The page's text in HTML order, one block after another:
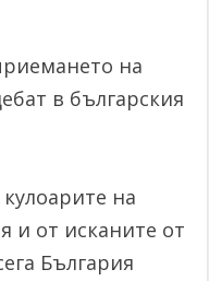
на
в българския
на
и от исканите от
България